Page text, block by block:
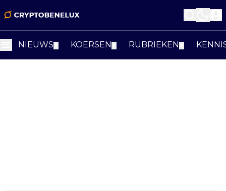
NIEUWS KOERSEN RUBRIEKEN